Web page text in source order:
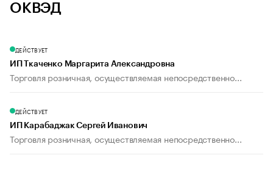
ОКВЭД
ДЕЙСТВУЕТ
ИП Ткаченко Маргарита Александровна
Торговля розничная, осуществляемая непосредственно...
ДЕЙСТВУЕТ
ИП Карабаджак Сергей Иванович
Торговля розничная, осуществляемая непосредственно...